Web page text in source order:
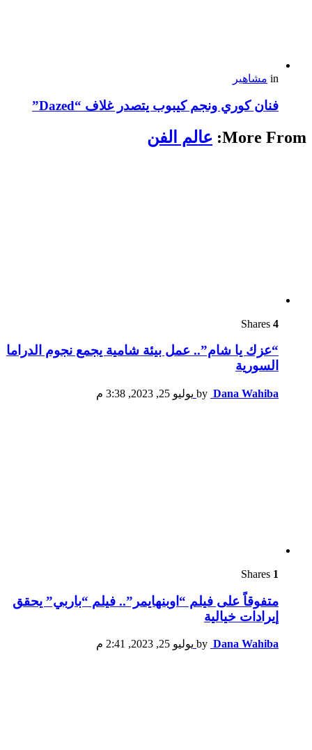
in مشاهير
فنان كوري ونجم كيبوب يتصدر غلاف “Dazed”
More From: عالم الفن
4
“عزك يا شام”.. عمل بيئة شامية يجمع نجوم الدراما
السورية
by Dana Wahiba يوليو 25, 2023, 3:38 م
1
متفوقاً على فيلم “اوبنهايمر”.. فيلم “باربي” يحقق
إيرادات خيالية
by Dana Wahiba يوليو 25, 2023, 2:41 م